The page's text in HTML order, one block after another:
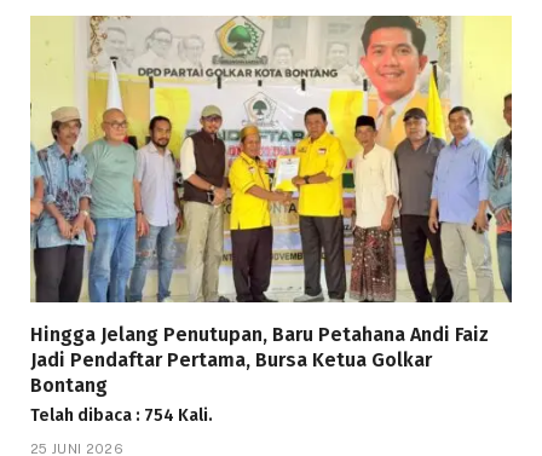
Hingga Jelang Penutupan, Baru Petahana Andi Faiz
Jadi Pendaftar Pertama, Bursa Ketua Golkar
Bontang
Telah dibaca : 754 Kali.
25 JUNI 2026